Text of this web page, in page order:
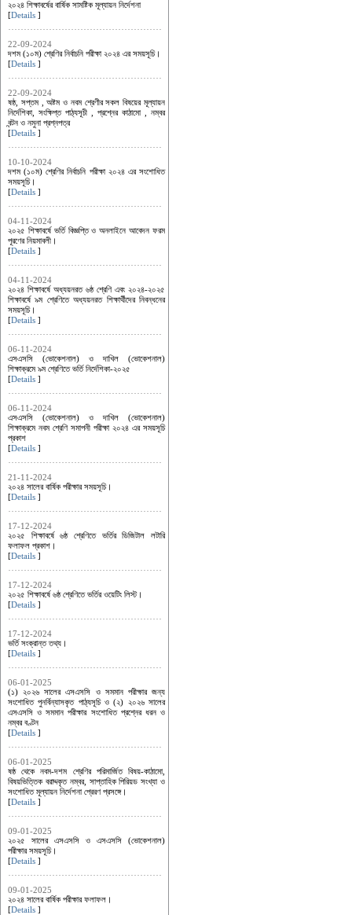
২০২৪ শিক্ষাবর্ষের বার্ষিক সামষ্টিক মূল্যায়ন নির্দেশনা
[Details ]
22-09-2024
দশম (১০ম) শ্রেণির নির্বাচনি পরীক্ষা ২০২৪ এর সময়সূচি।
[Details ]
22-09-2024
ষষ্ঠ, সপ্তম , অষ্টম ও নবম শ্রেণীর সকল বিষয়ের মূল্যায়ন
নির্দেশিকা, সংক্ষিপ্ত পাঠ্যসূচী , প্রশ্নের কাঠামো , নম্বর
বন্টন ও নমুনা প্রশ্নপত্র
[Details ]
10-10-2024
দশম (১০ম) শ্রেণির নির্বাচনি পরীক্ষা ২০২৪ এর সংশোধিত
সময়সূচি।
[Details ]
04-11-2024
২০২৫ শিক্ষাবর্ষে ভর্তি বিজ্ঞপ্তি ও অনলাইনে আবেদন ফরম
পূরণের নিয়মাবলী।
[Details ]
04-11-2024
২০২৪ শিক্ষাবর্ষে অধ্যয়নরত ৬ষ্ঠ শ্রেণি এবং ২০২৪-২০২৫
শিক্ষাবর্ষে ৯ম শ্রেণিতে অধ্যয়নরত শিক্ষার্থীদের নিবন্ধনের
সময়সূচি।
[Details ]
06-11-2024
এসএসসি (ভোকেশনাল) ও দাখিল (ভোকেশনাল)
শিক্ষাক্রমে ৯ম শ্রেণিতে ভর্তি নির্দেশিকা-২০২৫
[Details ]
06-11-2024
এসএসসি (ভোকেশনাল) ও দাখিল (ভোকেশনাল)
শিক্ষাক্রমে নবম শ্রেণি সমাপনী পরীক্ষা ২০২৪ এর সময়সূচি
প্রকাশ
[Details ]
21-11-2024
২০২৪ সালের বার্ষিক পরীক্ষার সময়সূচি।
[Details ]
17-12-2024
২০২৫ শিক্ষাবর্ষে ৬ষ্ঠ শ্রেণিতে ভর্তির ডিজিটাল লটারি
ফলাফল প্রকাশ।
[Details ]
17-12-2024
২০২৫ শিক্ষাবর্ষে ৬ষ্ঠ শ্রেণিতে ভর্তির ওয়েটিং লিস্ট।
[Details ]
17-12-2024
ভর্তি সংক্রান্ত তথ্য।
[Details ]
06-01-2025
(১) ২০২৬ সালের এসএসসি ও সমমান পরীক্ষার জন্য
সংশোধিত পুনর্বিন্যাসকৃত পাঠ্যসূচি ও (২) ২০২৬ সালের
এসএসসি ও সমমান পরীক্ষার সংশোধিত প্রশ্নের ধরন ও
নম্বর বণ্টন
[Details ]
06-01-2025
ষষ্ঠ থেকে নবম-দশম শ্রেণির পরিমার্জিত বিষয়-কাঠামো,
বিষয়ভিত্তিক বরাদ্দকৃত নম্বর, সাপ্তাহিক পিরিয়ড সংখ্যা ও
সংশোধিত মূল্যায়ন নির্দেশনা প্রেরণ প্রসঙ্গে।
[Details ]
09-01-2025
২০২৫ সালের এসএসসি ও এসএসসি (ভোকেশনাল)
পরীক্ষার সময়সূচি।
[Details ]
09-01-2025
২০২৪ সালের বার্ষিক পরীক্ষার ফলাফল।
[Details ]